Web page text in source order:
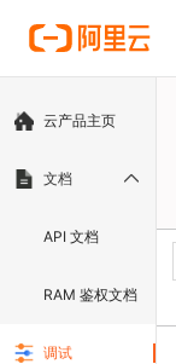
云产品主页
文档
API 文档
RAM 鉴权文档
调试